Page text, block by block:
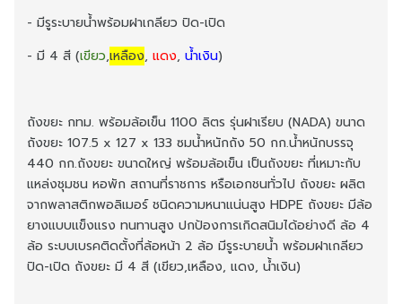
- มีรูระบายน้ำพร้อมฝาเกลียว ปิด-เปิด
- มี 4 สี (เขียว,เหลือง, แดง, น้ำเงิน)
ถังขยะ กทม. พร้อมล้อเข็น 1100 ลิตร รุ่นฝาเรียบ (NADA) ขนาด
ถังขยะ 107.5 x 127 x 133 ซมน้ำหนักถัง 50 กก.น้ำหนักบรรจุ
440 กก.ถังขยะ ขนาดใหญ่ พร้อมล้อเข็น เป็นถังขยะ ที่เหมาะกับ
แหล่งชุมชน หอพัก สถานที่ราชการ หรือเอกชนทั่วไป ถังขยะ ผลิต
จากพลาสติกพอลิเมอร์ ชนิดความหนาแน่นสูง HDPE ถังขยะ มีล้อ
ยางแบบแข็งแรง ทนทานสูง ปกป้องการเกิดสนิมได้อย่างดี ล้อ 4
ล้อ ระบบเบรคติดตั้งที่ล้อหน้า 2 ล้อ มีรูระบายน้ำ พร้อมฝาเกลียว
ปิด-เปิด ถังขยะ มี 4 สี (เขียว,เหลือง, แดง, น้ำเงิน)